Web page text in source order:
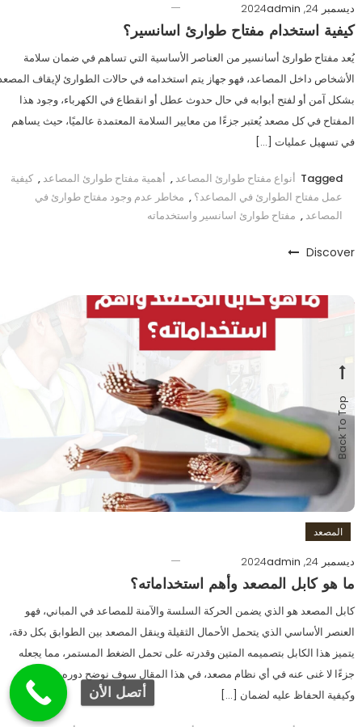
ديسمبر 24, 2024
admin
كيفية استخدام مفتاح طوارئ اسانسير؟
يُعد مفتاح طوارئ أسانسير من العناصر الأساسية التي تساهم في ضمان سلامة
الأشخاص داخل المصاعد، فهو جهاز يتم استخدامه في حالات الطوارئ لإيقاف
بشكل آمن أو لفتح أبوابه في حال حدوث عطل أو انقطاع في الكهرباء، وجود هذا
المفتاح في كل مصعد يُعتبر جزءًا من معايير السلامة المعتمدة عالميًا، حيث يساهم
في تسهيل عمليات […]
Tagged أنواع مفتاح طوارئ المصاعد , أهمية مفتاح طوارئ المصاعد , كيفية
عمل مفتاح الطوارئ في المصاعد؟ , مخاطر عدم وجود مفتاح طوارئ في
المصاعد , مفتاح طوارئ اسانسير واستخدماته
Discover
المصعد
ديسمبر 24, 2024
admin
ما هو كابل المصعد وأهم استخداماته؟
كابل المصعد هو الذي يضمن الحركة السلسة والآمنة للمصاعد في المباني، فهو
العنصر الأساسي الذي يتحمل الأحمال الثقيلة وينقل المصعد بين الطوابق بكل دقة،
يتميز هذا الكابل بتصميمه المتين وقدرته على تحمل الضغط المستمر، مما يجعله
جزءًا لا غنى عنه في أي نظام مصعد، في هذا المقال سوف نوضح دوره، وأنواعه،
وكيفية الحفاظ عليه لضمان […]
Back To Top
أتصل الأن